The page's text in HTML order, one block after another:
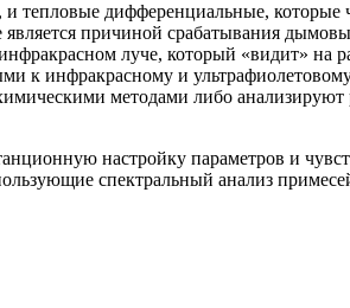
тепловые дифференциальные, которые
причиной срабатывания
луче, который «видит» на
к инфракрасному и
методами либо
настройку параметров и
спектральный анализ